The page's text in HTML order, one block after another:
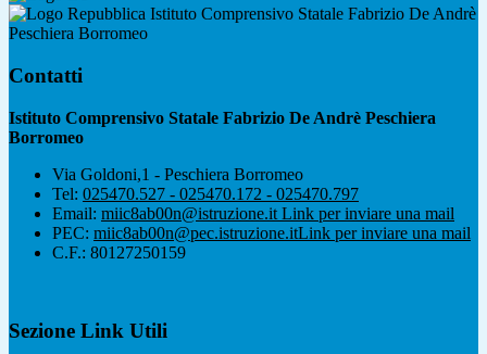
Istituto Comprensivo Statale Fabrizio De Andrè
Peschiera Borromeo
Contatti
Istituto Comprensivo Statale Fabrizio De Andrè Peschiera
Borromeo
Via Goldoni,1 - Peschiera Borromeo
Tel: 025470.527 - 025470.172 - 025470.797
Email: miic8ab00n@istruzione.it Link per inviare una mail
PEC: miic8ab00n@pec.istruzione.itLink per inviare una mail
C.F.: 80127250159
Sezione Link Utili